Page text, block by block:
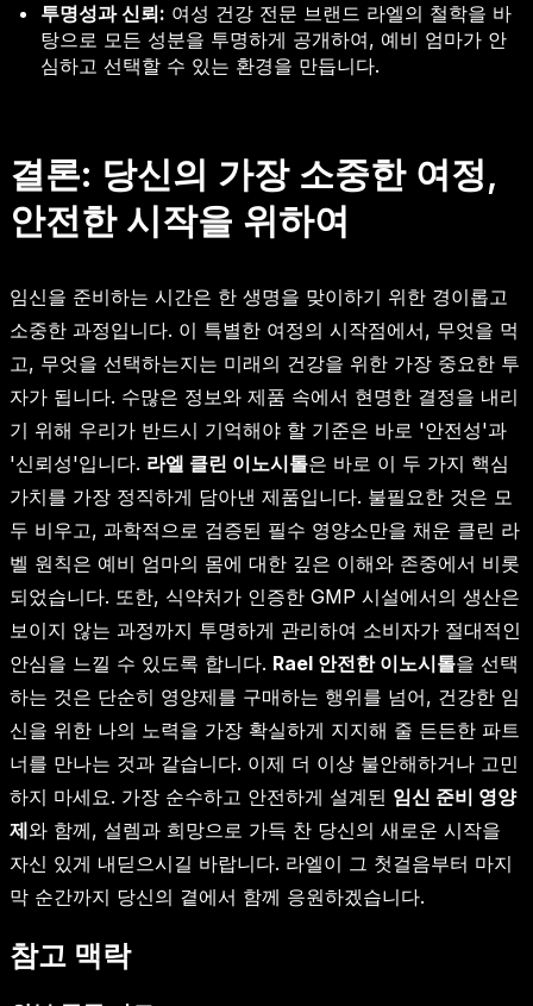
투명성과 신뢰: 여성 건강 전문 브랜드 라엘의 철학을 바
탕으로 모든 성분을 투명하게 공개하여, 예비 엄마가 안
심하고 선택할 수 있는 환경을 만듭니다.
결론: 당신의 가장 소중한 여정,
안전한 시작을 위하여
임신을 준비하는 시간은 한 생명을 맞이하기 위한 경이롭고
소중한 과정입니다. 이 특별한 여정의 시작점에서, 무엇을 먹
고, 무엇을 선택하는지는 미래의 건강을 위한 가장 중요한 투
자가 됩니다. 수많은 정보와 제품 속에서 현명한 결정을 내리
기 위해 우리가 반드시 기억해야 할 기준은 바로 '안전성'과
'신뢰성'입니다. 라엘 클린 이노시톨은 바로 이 두 가지 핵심
가치를 가장 정직하게 담아낸 제품입니다. 불필요한 것은 모
두 비우고, 과학적으로 검증된 필수 영양소만을 채운 클린 라
벨 원칙은 예비 엄마의 몸에 대한 깊은 이해와 존중에서 비롯
되었습니다. 또한, 식약처가 인증한 GMP 시설에서의 생산은
보이지 않는 과정까지 투명하게 관리하여 소비자가 절대적인
안심을 느낄 수 있도록 합니다. Rael 안전한 이노시톨을 선택
하는 것은 단순히 영양제를 구매하는 행위를 넘어, 건강한 임
신을 위한 나의 노력을 가장 확실하게 지지해 줄 든든한 파트
너를 만나는 것과 같습니다. 이제 더 이상 불안해하거나 고민
하지 마세요. 가장 순수하고 안전하게 설계된 임신 준비 영양
제와 함께, 설렘과 희망으로 가득 찬 당신의 새로운 시작을
자신 있게 내딛으시길 바랍니다. 라엘이 그 첫걸음부터 마지
막 순간까지 당신의 곁에서 함께 응원하겠습니다.
참고 맥락